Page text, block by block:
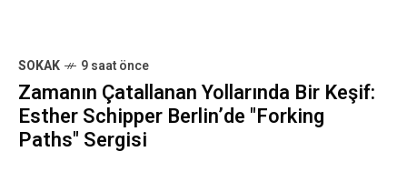
SOKAK 9 saat önce
Zamanın Çatallanan Yollarında Bir Keşif:
Esther Schipper Berlin’de "Forking
Paths" Sergisi